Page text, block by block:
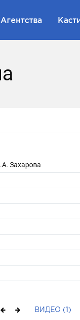
Агентства
Захарова
ВИДЕО (1)